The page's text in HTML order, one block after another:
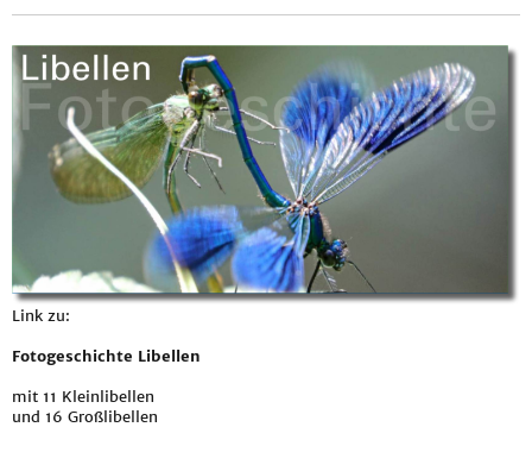
Link zu:
Fotogeschichte Libellen
mit 11 Kleinlibellen
und 16 Großlibellen